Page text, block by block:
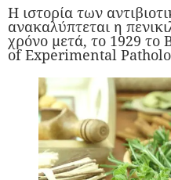
Η ιστορία των
ανακαλύπτεται η
χρόνο μετά, το 1929
of Experimental